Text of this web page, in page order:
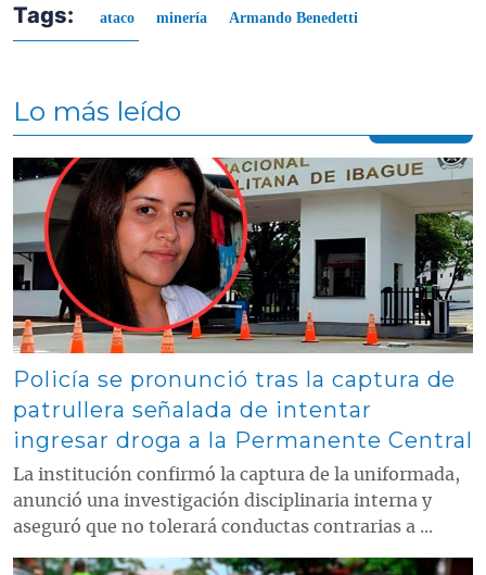
Tags: ataco minería Armando Benedetti
Lo más leído
Contenido multimedia principal
Policía se pronunció tras la captura de
patrullera señalada de intentar
ingresar droga a la Permanente Central
La institución confirmó la captura de la uniformada,
anunció una investigación disciplinaria interna y
aseguró que no tolerará conductas contrarias a ...
Contenido multimedia principal